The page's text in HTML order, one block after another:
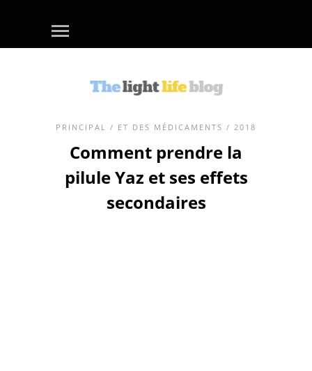
PRINCIPAL / ET DES MÉDICAMENTS / 2018
Comment prendre la
pilule Yaz et ses effets
secondaires